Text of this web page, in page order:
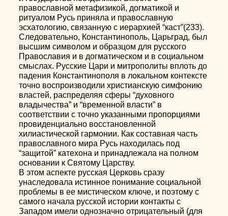
православной метафизикой, догматикой и
ритуалом Русь приняла и православную
эсхатологию, связанную с иерархией “каст”(233).
Следовательно, Константинополь, Царьград, был
высшим символом и образцом для русского
Православия и в догматическом и в социальном
смыслах. Русские Цари и митрополиты вплоть до
падения Константинополя в локальном контексте
точно воспроизводили христианскую симфонию
властей, распределяя сферы “духовного
владычества” и “временной власти” в
соответствии с точно указанными пропорциями
провиденциально восстановленной
хилиастической гармонии. Как составная часть
православного мира Русь находилась под
“защитой” катехона и принадлежала на полном
основании к Святому Царству.
В этом аспекте русская Церковь сразу
унаследовала истинное понимание социальной
проблемы в ее мистическом ключе, и поэтому с
самого начала русской истории контакты с
Западом имели однозначно отрицательный (для